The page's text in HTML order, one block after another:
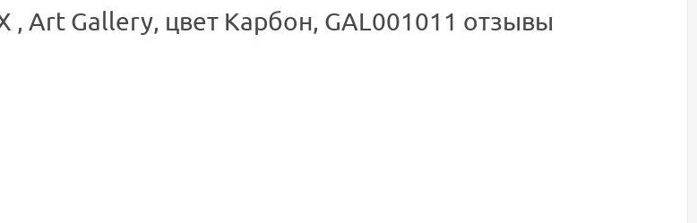
Gallery, цвет Карбон, GAL001011 отзывы